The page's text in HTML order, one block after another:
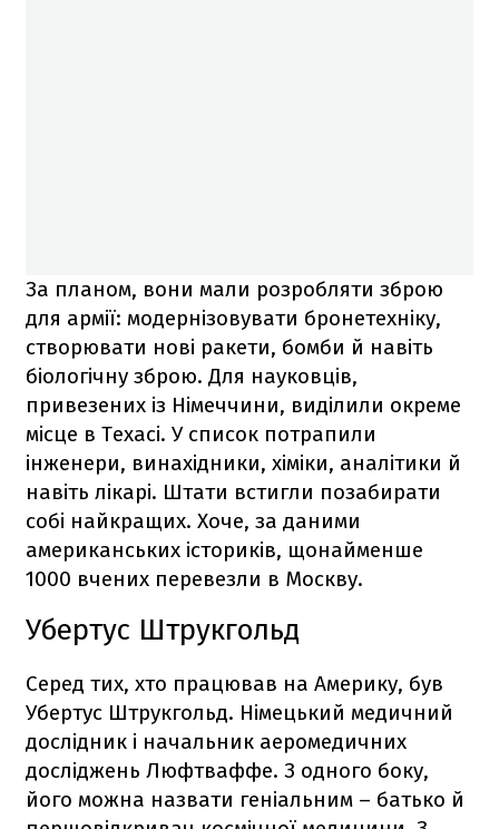
За планом, вони мали розробляти зброю
для армії: модернізовувати бронетехніку,
створювати нові ракети, бомби й навіть
біологічну зброю. Для науковців,
привезених із Німеччини, виділили окреме
місце в Техасі. У список потрапили
інженери, винахідники, хіміки, аналітики й
навіть лікарі. Штати встигли позабирати
собі найкращих. Хоче, за даними
американських істориків, щонайменше
1000 вчених перевезли в Москву.
Убертус Штрукгольд
Серед тих, хто працював на Америку, був
Убертус Штрукгольд. Німецький медичний
дослідник і начальник аеромедичних
досліджень Люфтваффе. З одного боку,
його можна назвати геніальним – батько й